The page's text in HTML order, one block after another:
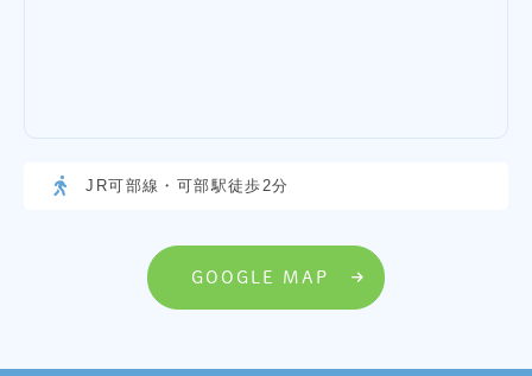
JR可部線・可部駅徒歩2分
GOOGLE MAP